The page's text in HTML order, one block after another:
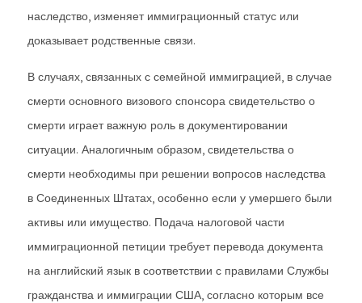
наследство, изменяет иммиграционный статус или
доказывает родственные связи.
В случаях, связанных с семейной иммиграцией, в случае
смерти основного визового спонсора свидетельство о
смерти играет важную роль в документировании
ситуации. Аналогичным образом, свидетельства о
смерти необходимы при решении вопросов наследства
в Соединенных Штатах, особенно если у умершего были
активы или имущество. Подача налоговой части
иммиграционной петиции требует перевода документа
на английский язык в соответствии с правилами Службы
гражданства и иммиграции США, согласно которым все